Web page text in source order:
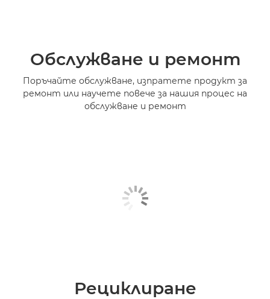
Обслужване и ремонт
Поръчайте обслужване, изпратете продукт за
ремонт или научете повече за нашия процес на
обслужване и ремонт
Рециклиране